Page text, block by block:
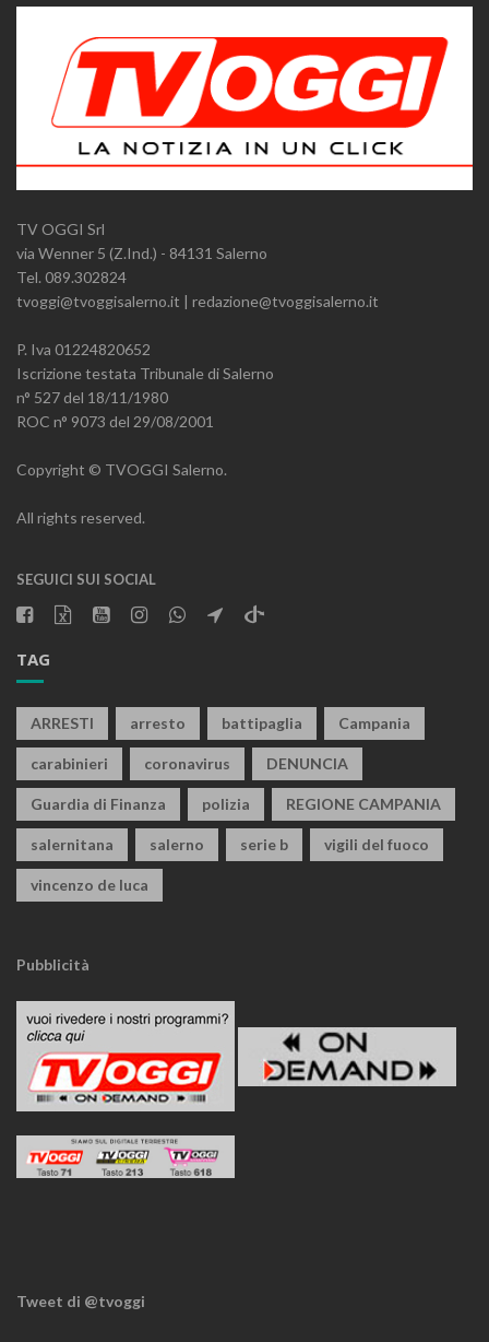
TV OGGI Srl
via Wenner 5 (Z.Ind.) - 84131 Salerno
Tel. 089.302824
tvoggi@tvoggisalerno.it | redazione@tvoggisalerno.it
P. Iva 01224820652
Iscrizione testata Tribunale di Salerno
n° 527 del 18/11/1980
ROC n° 9073 del 29/08/2001
Copyright © TVOGGI Salerno.
All rights reserved.
SEGUICI SUI SOCIAL
TAG
ARRESTI arresto battipaglia Campania
carabinieri coronavirus DENUNCIA
Guardia di Finanza polizia REGIONE CAMPANIA
salernitana salerno serie b vigili del fuoco
vincenzo de luca
Pubblicità
Tweet di @tvoggi